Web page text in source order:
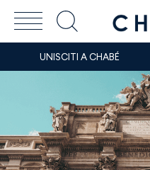
UNISCITI A CHABÉ